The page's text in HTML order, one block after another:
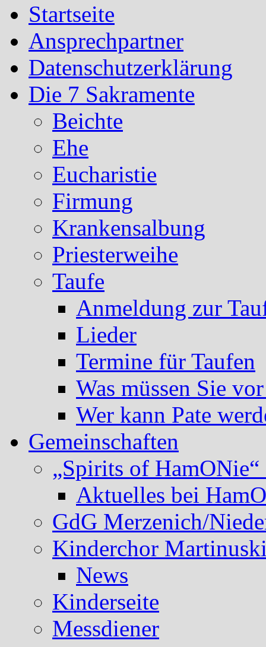
Startseite
Ansprechpartner
Datenschutzerklärung
Die 7 Sakramente
Beichte
Ehe
Eucharistie
Firmung
Krankensalbung
Priesterweihe
Taufe
Anmeldung zur
Lieder
Termine für Taufen
Was müssen Sie
Wer kann Pate
Gemeinschaften
„Spirits of HamONie“
Aktuelles bei
GdG Merzenich/
Kinderchor
News
Kinderseite
Messdiener